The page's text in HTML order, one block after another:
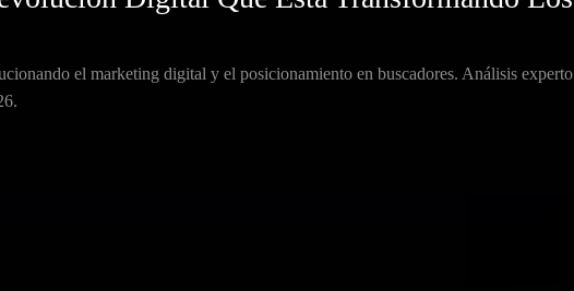
el marketing digital y el posicionamiento en buscadores. Análisis experto